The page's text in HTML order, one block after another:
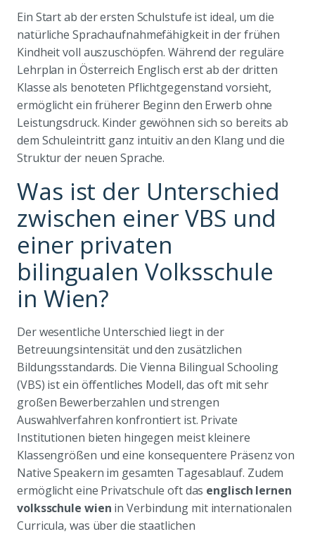
Ein Start ab der ersten Schulstufe ist ideal, um die
natürliche Sprachaufnahmefähigkeit in der frühen
Kindheit voll auszuschöpfen. Während der reguläre
Lehrplan in Österreich Englisch erst ab der dritten
Klasse als benoteten Pflichtgegenstand vorsieht,
ermöglicht ein früherer Beginn den Erwerb ohne
Leistungsdruck. Kinder gewöhnen sich so bereits ab
dem Schuleintritt ganz intuitiv an den Klang und die
Struktur der neuen Sprache.
Was ist der Unterschied
zwischen einer VBS und
einer privaten
bilingualen Volksschule
in Wien?
Der wesentliche Unterschied liegt in der
Betreuungsintensität und den zusätzlichen
Bildungsstandards. Die Vienna Bilingual Schooling
(VBS) ist ein öffentliches Modell, das oft mit sehr
großen Bewerberzahlen und strengen
Auswahlverfahren konfrontiert ist. Private
Institutionen bieten hingegen meist kleinere
Klassengrößen und eine konsequentere Präsenz von
Native Speakern im gesamten Tagesablauf. Zudem
ermöglicht eine Privatschule oft das englisch lernen
volksschule wien in Verbindung mit internationalen
Curricula, was über die staatlichen